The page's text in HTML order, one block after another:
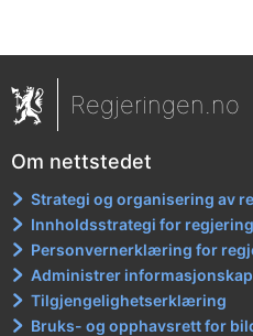
Regjeringen.no
Om nettstedet
Strategi og organisering av
Innholdsstrategi for
Personvernerklæring for
Administrer
Tilgjengelighetserklæring
Bruks- og opphavsrett for